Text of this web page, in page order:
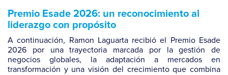
Premio Esade 2026: un reconocimiento al
liderazgo con propósito
A continuación, Ramon Laguarta recibió el Premio Esade
2026 por una trayectoria marcada por la gestión de
negocios globales, la adaptación a mercados en
transformación y una visión del crecimiento que combina